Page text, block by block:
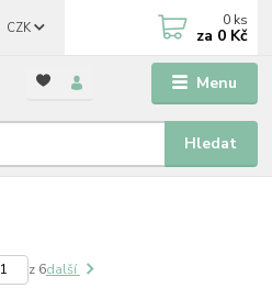
Menu
CZK
Hledat
0 ks
za 0 Kč
z 6další